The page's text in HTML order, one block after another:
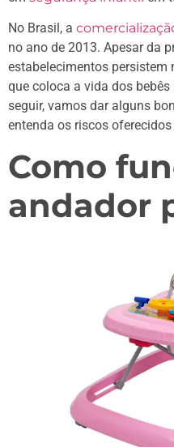
No Brasil, a
no ano de 2013. Apesar da
estabelecimentos persistem
que coloca a vida dos
seguir, vamos dar alguns
entenda os riscos
Como
andador